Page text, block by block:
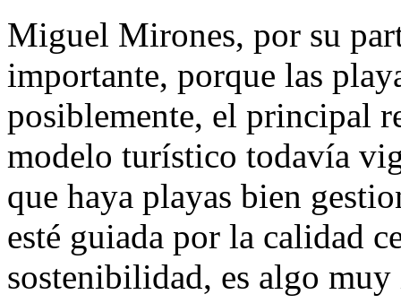
Miguel Mirones, por su
importante, porque las
posiblemente, el principal
modelo turístico todavía
que haya playas bien
esté guiada por la calidad
sostenibilidad, es algo